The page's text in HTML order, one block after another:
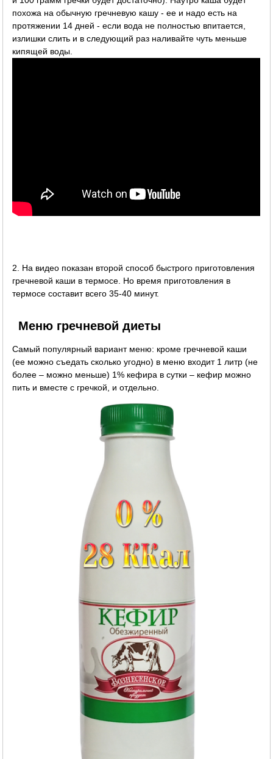
похожа на обычную гречневую кашу - ее и надо есть на
протяжении 14 дней - если вода не полностью впитается,
излишки слить и в следующий раз наливайте чуть меньше
кипящей воды.
2. На видео показан второй способ быстрого приготовления
гречневой каши в термосе. Но время приготовления в
термосе составит всего 35-40 минут.
Меню гречневой диеты
Самый популярный вариант меню: кроме гречневой каши
(ее можно съедать сколько угодно) в меню входит 1 литр (не
более – можно меньше) 1% кефира в сутки – кефир можно
пить и вместе с гречкой, и отдельно.